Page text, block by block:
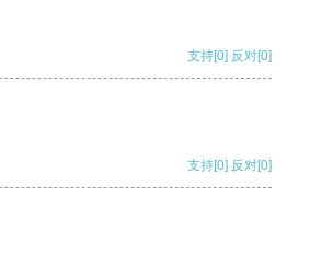
支持[0] 反对[0]
支持[0] 反对[0]